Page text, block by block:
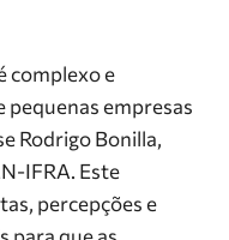
complexo e
pequenas empresas
Rodrigo Bonilla,
IFRA. Este
percepções e